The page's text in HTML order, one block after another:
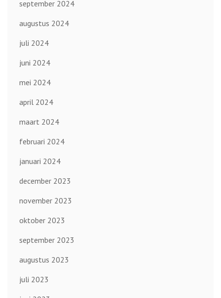
september 2024
augustus 2024
juli 2024
juni 2024
mei 2024
april 2024
maart 2024
februari 2024
januari 2024
december 2023
november 2023
oktober 2023
september 2023
augustus 2023
juli 2023